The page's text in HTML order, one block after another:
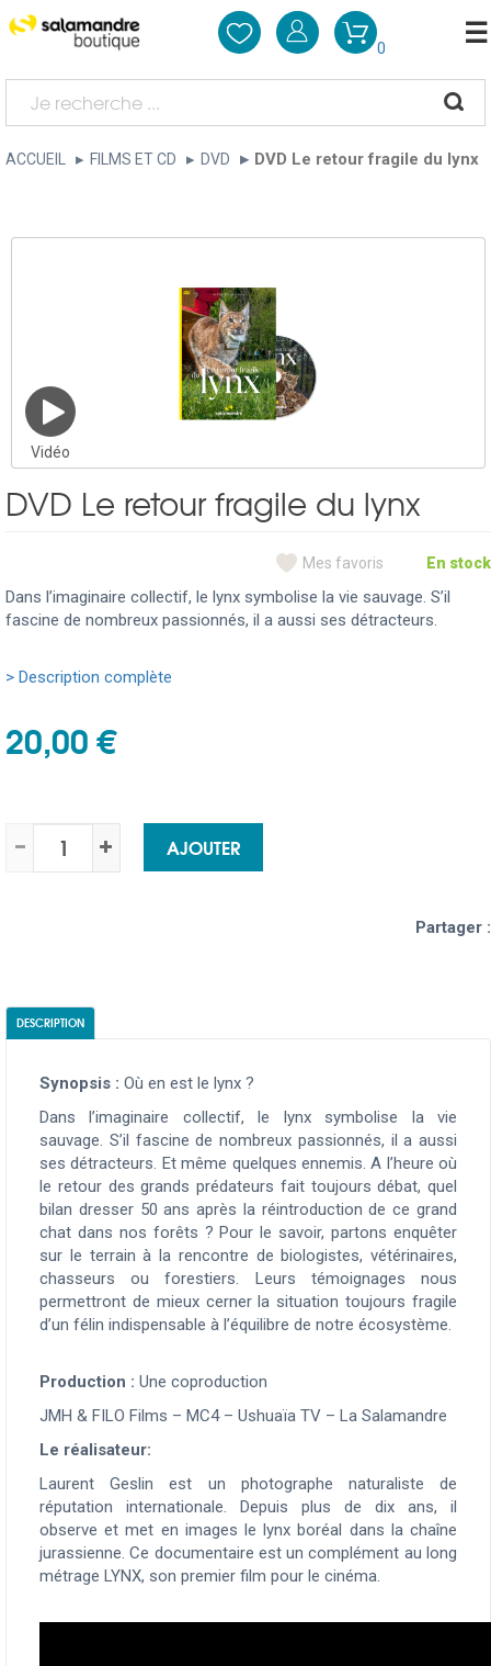
0
ACCUEIL FILMS ET CD DVD DVD Le retour fragile du lynx
Vidéo
DVD Le retour fragile du lynx
Mes favoris En stock
Dans l’imaginaire collectif, le lynx symbolise la vie sauvage. S’il
fascine de nombreux passionnés, il a aussi ses détracteurs.
> Description complète
20,00 €
AJOUTER
Partager :
DESCRIPTION
Synopsis : Où en est le lynx ?
Dans l’imaginaire collectif, le lynx symbolise la vie
sauvage. S’il fascine de nombreux passionnés, il a aussi
ses détracteurs. Et même quelques ennemis. A l’heure où
le retour des grands prédateurs fait toujours débat, quel
bilan dresser 50 ans après la réintroduction de ce grand
chat dans nos forêts ? Pour le savoir, partons enquêter
sur le terrain à la rencontre de biologistes, vétérinaires,
chasseurs ou forestiers. Leurs témoignages nous
permettront de mieux cerner la situation toujours fragile
d’un félin indispensable à l’équilibre de notre écosystème.
Production : Une coproduction
JMH & FILO Films – MC4 – Ushuaïa TV – La Salamandre
Le réalisateur:
Laurent Geslin est un photographe naturaliste de
réputation internationale. Depuis plus de dix ans, il
observe et met en images le lynx boréal dans la chaîne
jurassienne. Ce documentaire est un complément au long
métrage LYNX, son premier film pour le cinéma.